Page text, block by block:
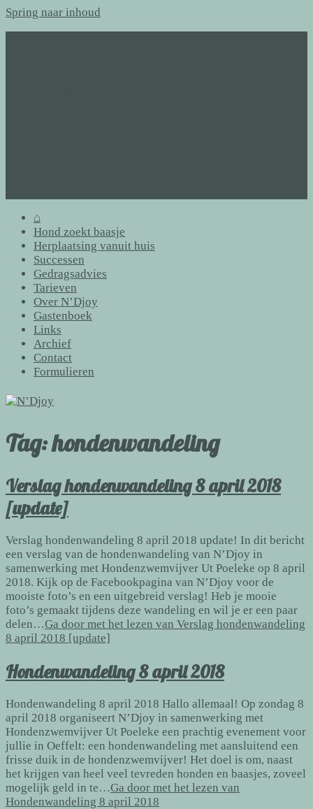
Spring naar inhoud
⌂
Hond zoekt baasje
Herplaatsing vanuit huis
Successen
Gedragsadvies
Tarieven
Over N’Djoy
Gastenboek
Links
Archief
Contact
Formulieren
Tag:hondenwandeling
Verslag hondenwandeling 8 april 2018
[update]
Verslag hondenwandeling 8 april 2018 update! In dit bericht
een verslag van de hondenwandeling van N’Djoy in
samenwerking met Hondenzwemvijver Ut Poeleke op 8 april
2018. Kijk op de Facebookpagina van N’Djoy voor de
mooiste foto’s en een uitgebreid verslag! Heb je mooie
foto’s gemaakt tijdens deze wandeling en wil je er een paar
delen…Ga door met het lezen van Verslag hondenwandeling
8 april 2018 [update]
Hondenwandeling 8 april 2018
Hondenwandeling 8 april 2018 Hallo allemaal! Op zondag 8
april 2018 organiseert N’Djoy in samenwerking met
Hondenzwemvijver Ut Poeleke een prachtig evenement voor
jullie in Oeffelt: een hondenwandeling met aansluitend een
frisse duik in de hondenzwemvijver! Het doel is om, naast
het krijgen van heel veel tevreden honden en baasjes, zoveel
mogelijk geld in te…Ga door met het lezen van
Hondenwandeling 8 april 2018